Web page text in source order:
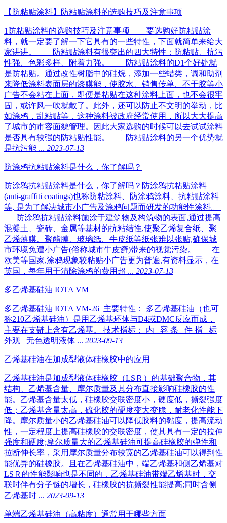
【防粘贴涂料】防粘贴涂料的选购技巧及注意事项
1防粘贴涂料的选购技巧及注意事项 要选购好防粘贴涂
料，就一定要了解一下它具有的一些特性，下面就简单来给大
家讲讲。 防粘贴涂料有很突出的四大特性：防粘贴、抗污
性强、色彩多样、附着力强。 防粘贴涂料的D1个好处就
是防粘贴。通过改性树脂中的硅烷，添加一些蜡类，调和助剂
来降低涂料表面层的漆膜能，使胶水、销售传单、不干胶等小
广告不会粘在上面，即便是粘贴在这种涂料上面，也不会很牢
固，或许风一吹就散了。此外，还可以防止不文明的举动，比
如涂鸦，乱粘贴等，这种涂料被政府经常使用，所以大大提高
了城市的市容面貌管理。因此大家选购的时候可以去试试涂料
是否具有较强的防粘贴性能。 防粘贴涂料的另一个优势就
是抗污能 ... 2023-07-13
防涂鸦抗粘贴涂料是什么，你了解吗？
防涂鸦抗粘贴涂料是什么，你了解吗？防涂鸦抗粘贴涂料
(anti-graffiti coatings)也称防粘涂料、防涂鸦涂料、抗粘贴涂料
等, 是为了解决城市小广告及涂鸦问题而研发的功能性涂料。
防涂鸦抗粘贴涂料施涂于建筑物及构筑物的表面,通过提高
混凝土、瓷砖、金属等基材的抗粘结性,使聚乙烯复合纸、聚
乙烯薄膜、聚酯膜、玻璃纸、牛皮纸等纸张难以张贴,确保城
市环境免遭小广告(俗称城市牛皮癣)带来的视觉污染。 在
欧美等国家,涂鸦现象较粘贴小广告更为普遍,有资料显示，在
英国，每年用于清除涂鸦的费用超 ... 2023-07-13
多乙烯基硅油 IOTA VM
多乙烯基硅油 IOTA VM-26 主要特性： 多乙烯基硅油（也可
称210乙烯基硅油）是用乙烯基环体与D4或DMC反应而成，
主要在支链上含有乙烯基。 技术指标： 内 容 条 件 指 标
外观 无色透明液体 ... 2023-09-13
乙烯基硅油在加成型液体硅橡胶中的应用
乙烯基硅油是加成型液体硅橡胶（LSＲ）的基础聚合物，其
结构、乙烯基含量、摩尔质量及其分布直接影响硅橡胶的性
能。乙烯基含量太低，硅橡胶交联密度小，硬度低，撕裂强度
低；乙烯基含量太高，硫化胶的硬度变大变脆，耐老化性能下
降。摩尔质量小的乙烯基硅油可以降低胶料的黏度，提高流动
性，一定程度上提高硅橡胶的交联密度，使其具有一定的拉伸
强度和硬度;摩尔质量大的乙烯基硅油可提高硅橡胶的弹性和
拉断伸长率，采用摩尔质量分布较宽的乙烯基硅油可以得到性
能优异的硅橡胶。且在乙烯基硅油中，端乙烯基和侧乙烯基对
LSＲ的性能影响也是不同的，乙烯基硅油带端乙烯基时，交
联时伴有分子链的增长，硅橡胶的抗撕裂性能提高;同时含侧
乙烯基时 ... 2023-09-13
单端乙烯基硅油（高粘度）通常用于哪些方面